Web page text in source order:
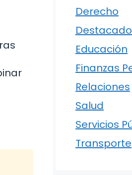
Derecho
Educación
Finanzas
Relaciones
Salud
Servicios
Transporte